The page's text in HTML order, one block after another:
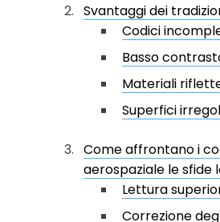
Svantaggi dei
Codici
Basso
Materiali
Superfici
Come affrontano i
aerospaziale le sfide
Lettura
Correzione